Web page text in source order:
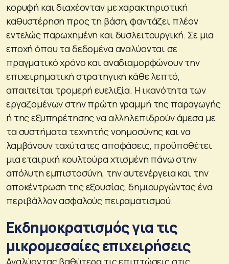
κορυφή και διαχέονταν με χαρακτηριστική
καθυστέρηση προς τη βάση, φαντάζει πλέον
εντελώς παρωχημένη και δυσλειτουργική. Σε μια
εποχή όπου τα δεδομένα αναλύονται σε
πραγματικό χρόνο και αναδιαμορφώνουν την
επιχειρηματική στρατηγική κάθε λεπτό,
απαιτείται τρομερή ευελιξία. Η ικανότητα των
εργαζομένων στην πρώτη γραμμή της παραγωγής
ή της εξυπηρέτησης να αλληλεπιδρούν άμεσα με
τα συστήματα τεχνητής νοημοσύνης και να
λαμβάνουν ταχύτατες αποφάσεις, προϋποθέτει
μια εταιρική κουλτούρα χτισμένη πάνω στην
απόλυτη εμπιστοσύνη, την αυτενέργεια και την
αποκέντρωση της εξουσίας, δημιουργώντας ένα
περιβάλλον ασφαλούς πειραματισμού.
Εκδημοκρατισμός για τις
μικρομεσαίες επιχειρήσεις
Αναλύοντας βαθύτερα τις επιπτώσεις στις